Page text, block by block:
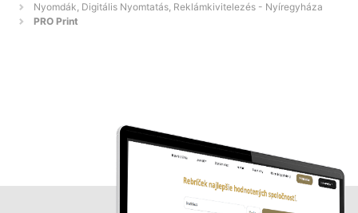
Nyomdák, Digitális Nyomtatás, Reklámkivitelezés - Nyíregyháza
PRO Print